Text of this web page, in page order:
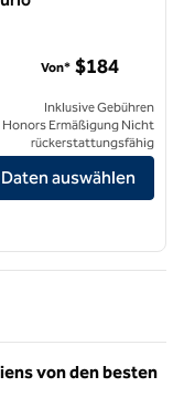
Downtown, Curio
Von* $184
Inklusive Gebühren
Honors Ermäßigung Nicht
rückerstattungsfähig
Daten auswählen
1
1
von den besten